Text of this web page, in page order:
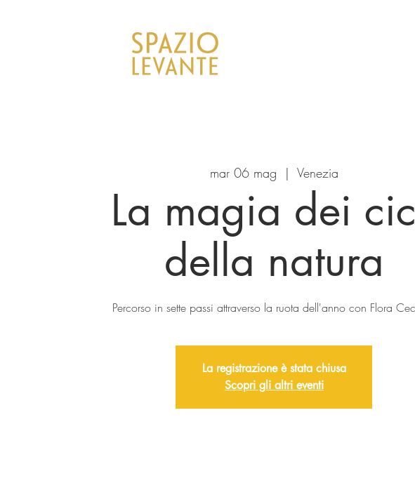
mar 06 mag
  |
Venezia
La magia dei
della natura
Percorso in sette passi attraverso la ruota dell'anno con Flora
La registrazione è stata chiusa
Scopri gli altri eventi